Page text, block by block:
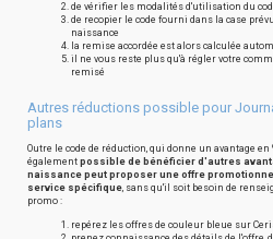
de vérifier les modalités d'utilisation du
de recopier le code fourni dans la case
naissance
la remise accordée est alors calculée
il ne vous reste plus qu'à régler votre
remisé
Autres réductions possible pour
plans
Outre le code de réduction, qui donne un avantage
également possible de bénéficier d'autres
naissance peut proposer une offre
service spécifique, sans qu'il soit besoin de
promo :
repérez les offres de couleur bleue sur